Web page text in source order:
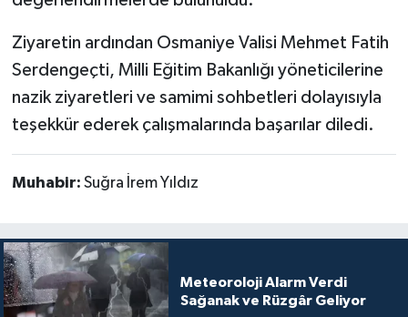
Ziyaretin ardından Osmaniye Valisi Mehmet Fatih
Serdengeçti, Milli Eğitim Bakanlığı yöneticilerine
nazik ziyaretleri ve samimi sohbetleri dolayısıyla
teşekkür ederek çalışmalarında başarılar diledi.
Muhabir: Suğra İrem Yıldız
Meteoroloji Alarm Verdi
Sağanak ve Rüzgâr Geliyor